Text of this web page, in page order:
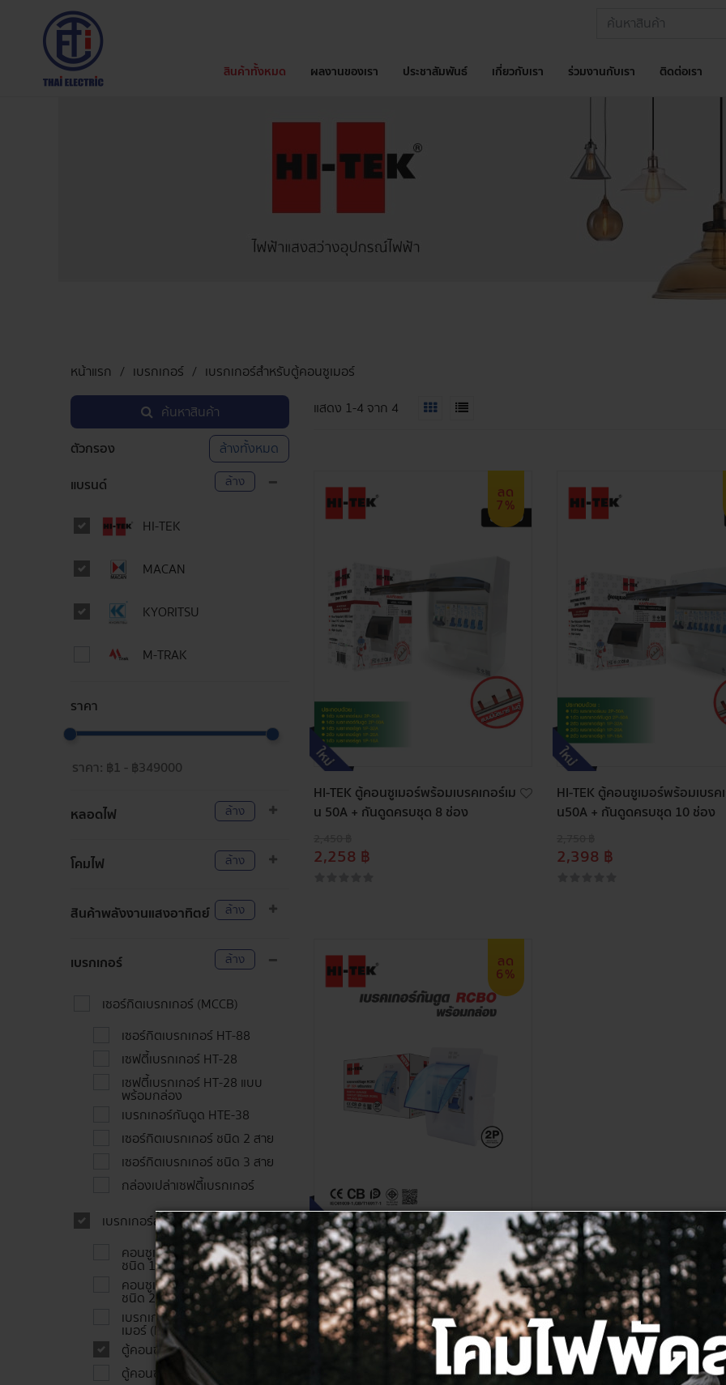
สินค้าทั้งหมด ผลงานของเรา ประชาสัมพันธ์ เกี่ยวกับเรา ร่วมงานกับเรา ติดต่อเรา
หน้าแรก เบรกเกอร์
เบรกเกอร์สำหรับตู้คอนซูเมอร์
ค้นหาสินค้า
ตัวกรอง
ล้างทั้งหมด
แบรนด์
ล้าง
HI-TEK
MACAN
KYORITSU
M-TRAK
ราคา
หลอดไฟ ล้าง
โคมไฟ ล้าง
สินค้าพลังงานแสงอาทิตย์ ล้าง
เบรกเกอร์ ล้าง
เซอร์กิตเบรกเกอร์ (MCCB)
เซอร์กิตเบรกเกอร์ HT-88
เซฟตี้เบรกเกอร์ HT-28
เซฟตี้เบรกเกอร์ HT-28 แบบ
พร้อมกล่อง
เบรกเกอร์กันดูด HTE-38
เซอร์กิตเบรกเกอร์ ชนิด 2 สาย
เซอร์กิตเบรกเกอร์ ชนิด 3 สาย
กล่องเปล่าเซฟตี้เบรกเกอร์
เบรกเกอร์สำหรับตู้คอนซูเมอร์
คอนซูเมอร์เซอร์กิตเบรกเกอร์
ชนิด 1 สาย
คอนซูเมอร์เซอร์กิตเบรกเกอร์
ชนิด 2 สาย
เบรกเกอร์กันดูดสำหรับใส่ตู้คอนซู
เมอร์ (ELCB)
ตู้คอนซูเมอร์แบบครบชุด
ตู้คอนซูเมอร์เปล่า
แสดง 1-4จาก 4
ลด
7%
HI-TEK ตู้คอนซูเมอร์พร้อมเบรคเกอร์เม
น 50A + กันดูดครบชุด 8 ช่อง
2,258 ฿
HI-TEK ตู้คอนซูเมอร์พร้อมเบรค
น50A + กันดูดครบชุด 10 ช่อง
2,398 ฿
ลด
6%
HI-TEK เบรคเกอร์กันดูด RCBO 2P32A
พร้อมกล่อง
500 ฿
469 ฿